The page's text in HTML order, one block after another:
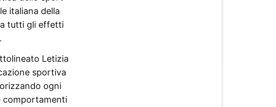
italiana della
a tutti gli effetti
Letizia
sportiva
ogni
comportamenti